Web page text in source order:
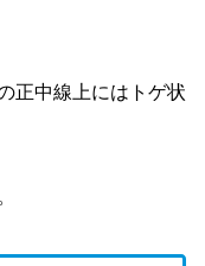
正中線上にはトゲ状